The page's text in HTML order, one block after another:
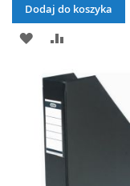
Dodaj do koszyka
DODAJ
LISTY
ŻYCZEŃ